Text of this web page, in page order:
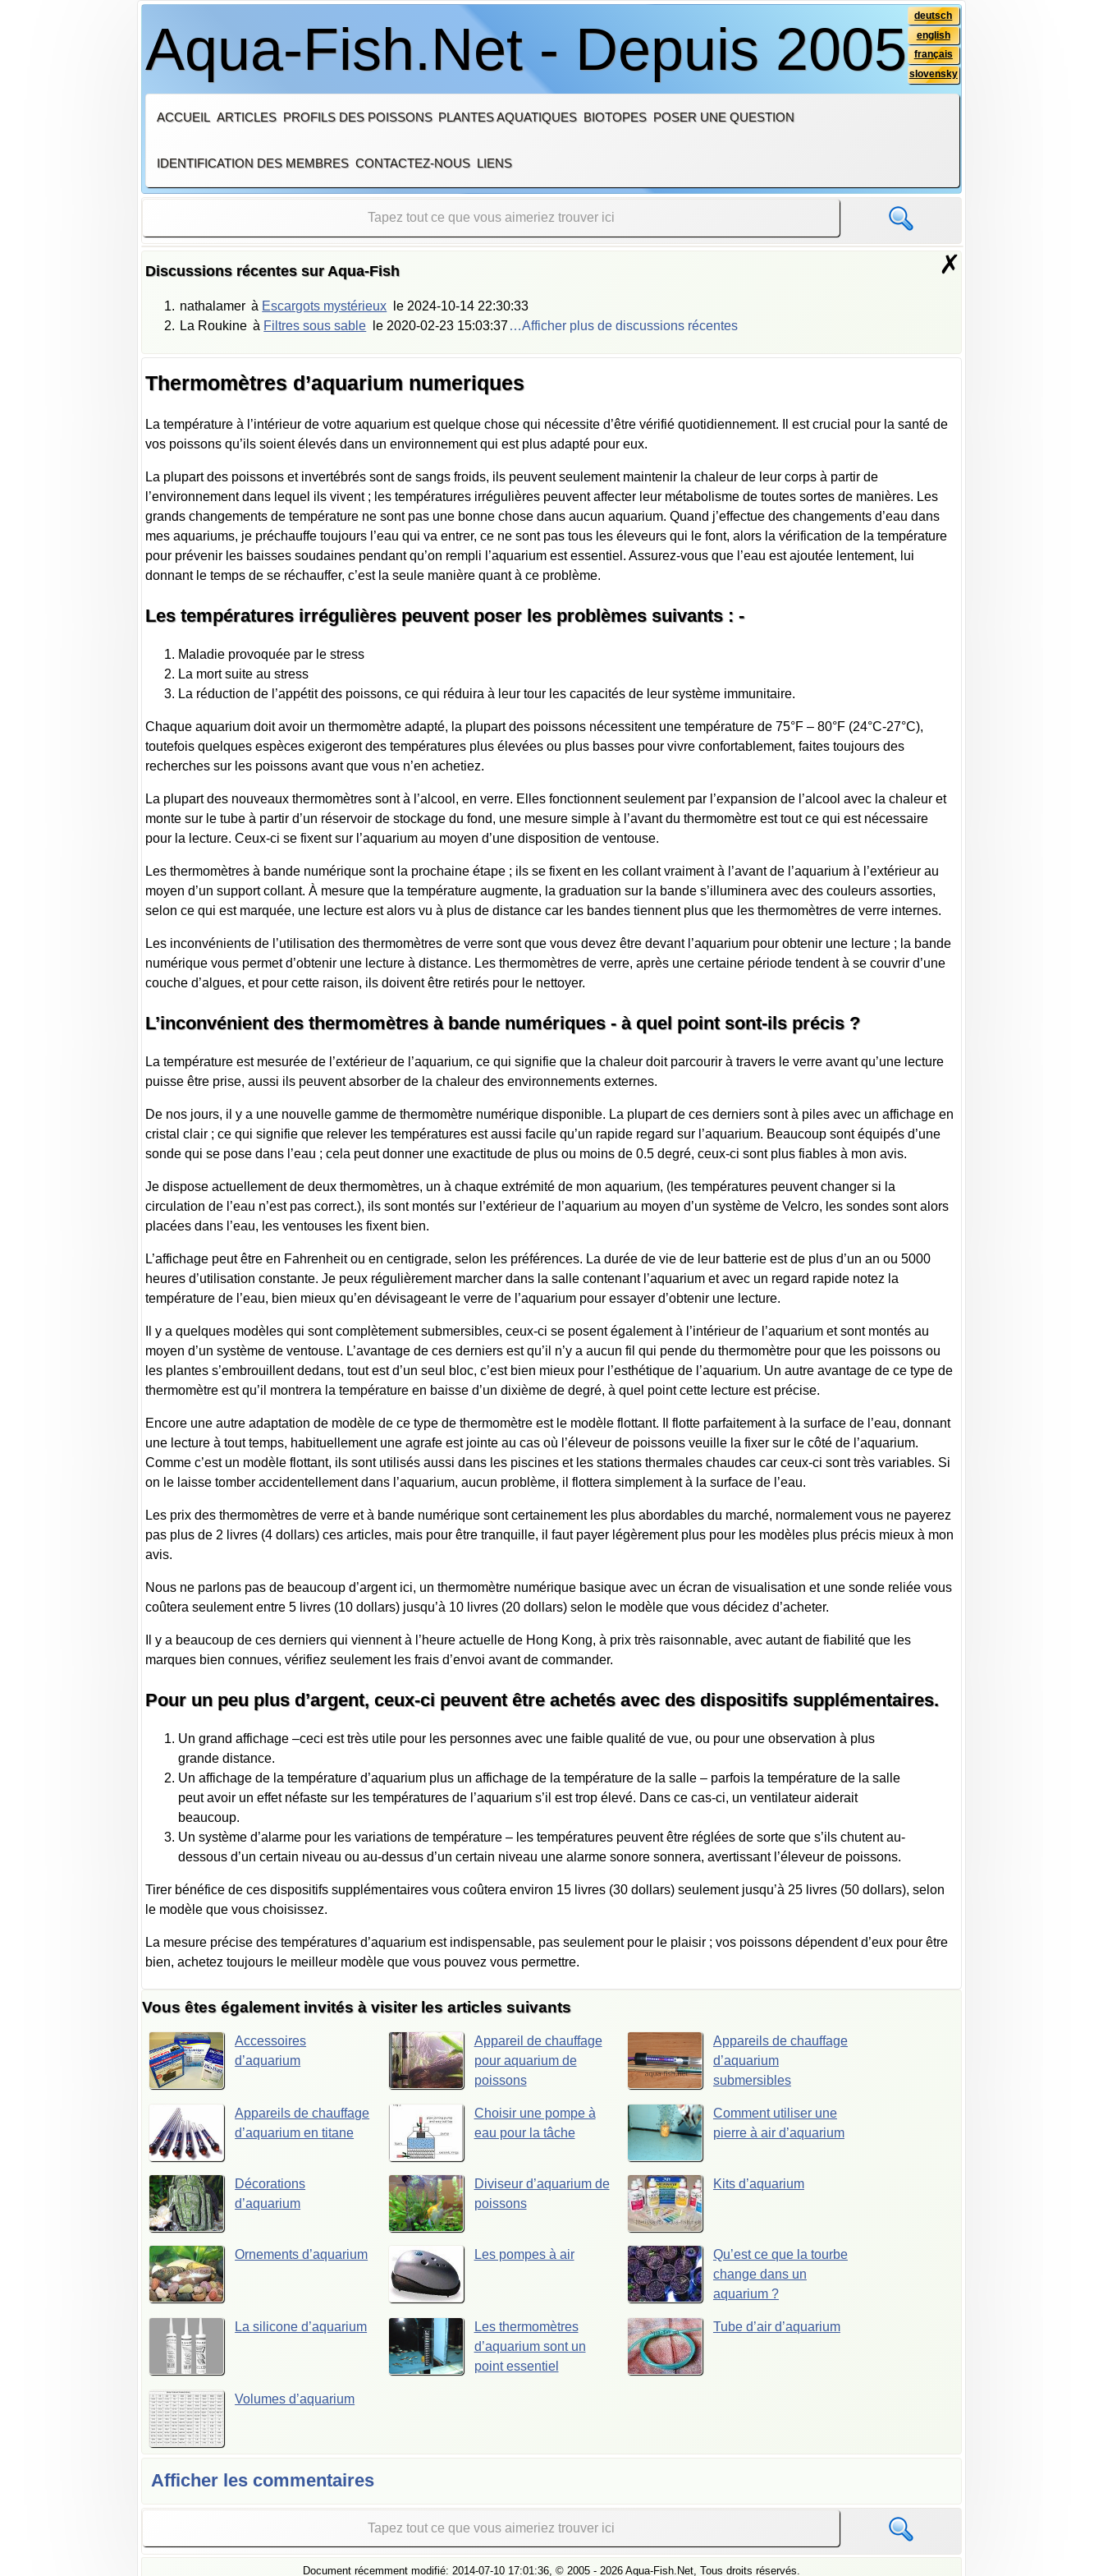
Aqua-Fish.Net - Depuis 2005
deutsch
english
français
slovensky
ACCUEIL ARTICLES PROFILS DES POISSONS PLANTES AQUATIQUES BIOTOPES POSER UNE QUESTION
IDENTIFICATION DES MEMBRES CONTACTEZ-NOUS LIENS
Discussions récentes sur Aqua-Fish ✗
nathalamer à Escargots mystérieux le 2024-10-14 22:30:33
La Roukine à Filtres sous sable le 2020-02-23 15:03:37…Afficher plus de discussions récentes
Thermomètres d’aquarium numeriques
La température à l’intérieur de votre aquarium est quelque chose qui nécessite d’être vérifié quotidiennement. Il est crucial pour la santé de
vos poissons qu’ils soient élevés dans un environnement qui est plus adapté pour eux.
La plupart des poissons et invertébrés sont de sangs froids, ils peuvent seulement maintenir la chaleur de leur corps à partir de
l’environnement dans lequel ils vivent ; les températures irrégulières peuvent affecter leur métabolisme de toutes sortes de manières. Les
grands changements de température ne sont pas une bonne chose dans aucun aquarium. Quand j’effectue des changements d’eau dans
mes aquariums, je préchauffe toujours l’eau qui va entrer, ce ne sont pas tous les éleveurs qui le font, alors la vérification de la température
pour prévenir les baisses soudaines pendant qu’on rempli l’aquarium est essentiel. Assurez-vous que l’eau est ajoutée lentement, lui
donnant le temps de se réchauffer, c’est la seule manière quant à ce problème.
Les températures irrégulières peuvent poser les problèmes suivants : -
Maladie provoquée par le stress
La mort suite au stress
La réduction de l’appétit des poissons, ce qui réduira à leur tour les capacités de leur système immunitaire.
Chaque aquarium doit avoir un thermomètre adapté, la plupart des poissons nécessitent une température de 75°F – 80°F (24°C-27°C),
toutefois quelques espèces exigeront des températures plus élevées ou plus basses pour vivre confortablement, faites toujours des
recherches sur les poissons avant que vous n’en achetiez.
La plupart des nouveaux thermomètres sont à l’alcool, en verre. Elles fonctionnent seulement par l’expansion de l’alcool avec la chaleur et
monte sur le tube à partir d’un réservoir de stockage du fond, une mesure simple à l’avant du thermomètre est tout ce qui est nécessaire
pour la lecture. Ceux-ci se fixent sur l’aquarium au moyen d’une disposition de ventouse.
Les thermomètres à bande numérique sont la prochaine étape ; ils se fixent en les collant vraiment à l’avant de l’aquarium à l’extérieur au
moyen d’un support collant. À mesure que la température augmente, la graduation sur la bande s’illuminera avec des couleurs assorties,
selon ce qui est marquée, une lecture est alors vu à plus de distance car les bandes tiennent plus que les thermomètres de verre internes.
Les inconvénients de l’utilisation des thermomètres de verre sont que vous devez être devant l’aquarium pour obtenir une lecture ; la bande
numérique vous permet d’obtenir une lecture à distance. Les thermomètres de verre, après une certaine période tendent à se couvrir d’une
couche d’algues, et pour cette raison, ils doivent être retirés pour le nettoyer.
L’inconvénient des thermomètres à bande numériques - à quel point sont-ils précis ?
La température est mesurée de l’extérieur de l’aquarium, ce qui signifie que la chaleur doit parcourir à travers le verre avant qu’une lecture
puisse être prise, aussi ils peuvent absorber de la chaleur des environnements externes.
De nos jours, il y a une nouvelle gamme de thermomètre numérique disponible. La plupart de ces derniers sont à piles avec un affichage en
cristal clair ; ce qui signifie que relever les températures est aussi facile qu’un rapide regard sur l’aquarium. Beaucoup sont équipés d’une
sonde qui se pose dans l’eau ; cela peut donner une exactitude de plus ou moins de 0.5 degré, ceux-ci sont plus fiables à mon avis.
Je dispose actuellement de deux thermomètres, un à chaque extrémité de mon aquarium, (les températures peuvent changer si la
circulation de l’eau n’est pas correct.), ils sont montés sur l’extérieur de l’aquarium au moyen d’un système de Velcro, les sondes sont alors
placées dans l’eau, les ventouses les fixent bien.
L’affichage peut être en Fahrenheit ou en centigrade, selon les préférences. La durée de vie de leur batterie est de plus d’un an ou 5000
heures d’utilisation constante. Je peux régulièrement marcher dans la salle contenant l’aquarium et avec un regard rapide notez la
température de l’eau, bien mieux qu’en dévisageant le verre de l’aquarium pour essayer d’obtenir une lecture.
Il y a quelques modèles qui sont complètement submersibles, ceux-ci se posent également à l’intérieur de l’aquarium et sont montés au
moyen d’un système de ventouse. L’avantage de ces derniers est qu’il n’y a aucun fil qui pende du thermomètre pour que les poissons ou
les plantes s’embrouillent dedans, tout est d’un seul bloc, c’est bien mieux pour l’esthétique de l’aquarium. Un autre avantage de ce type de
thermomètre est qu’il montrera la température en baisse d’un dixième de degré, à quel point cette lecture est précise.
Encore une autre adaptation de modèle de ce type de thermomètre est le modèle flottant. Il flotte parfaitement à la surface de l’eau, donnant
une lecture à tout temps, habituellement une agrafe est jointe au cas où l’éleveur de poissons veuille la fixer sur le côté de l’aquarium.
Comme c’est un modèle flottant, ils sont utilisés aussi dans les piscines et les stations thermales chaudes car ceux-ci sont très variables. Si
on le laisse tomber accidentellement dans l’aquarium, aucun problème, il flottera simplement à la surface de l’eau.
Les prix des thermomètres de verre et à bande numérique sont certainement les plus abordables du marché, normalement vous ne payerez
pas plus de 2 livres (4 dollars) ces articles, mais pour être tranquille, il faut payer légèrement plus pour les modèles plus précis mieux à mon
avis.
Nous ne parlons pas de beaucoup d’argent ici, un thermomètre numérique basique avec un écran de visualisation et une sonde reliée vous
coûtera seulement entre 5 livres (10 dollars) jusqu’à 10 livres (20 dollars) selon le modèle que vous décidez d’acheter.
Il y a beaucoup de ces derniers qui viennent à l’heure actuelle de Hong Kong, à prix très raisonnable, avec autant de fiabilité que les
marques bien connues, vérifiez seulement les frais d’envoi avant de commander.
Pour un peu plus d’argent, ceux-ci peuvent être achetés avec des dispositifs supplémentaires.
Un grand affichage –ceci est très utile pour les personnes avec une faible qualité de vue, ou pour une observation à plus
grande distance.
Un affichage de la température d’aquarium plus un affichage de la température de la salle – parfois la température de la salle
peut avoir un effet néfaste sur les températures de l’aquarium s’il est trop élevé. Dans ce cas-ci, un ventilateur aiderait
beaucoup.
Un système d’alarme pour les variations de température – les températures peuvent être réglées de sorte que s’ils chutent au-
dessous d’un certain niveau ou au-dessus d’un certain niveau une alarme sonore sonnera, avertissant l’éleveur de poissons.
Tirer bénéfice de ces dispositifs supplémentaires vous coûtera environ 15 livres (30 dollars) seulement jusqu’à 25 livres (50 dollars), selon
le modèle que vous choisissez.
La mesure précise des températures d’aquarium est indispensable, pas seulement pour le plaisir ; vos poissons dépendent d’eux pour être
bien, achetez toujours le meilleur modèle que vous pouvez vous permettre.
Vous êtes également invités à visiter les articles suivants
Accessoires
d’aquarium
Appareil de chauffage
pour aquarium de
poissons
Appareils de chauffage
d’aquarium
submersibles
Appareils de chauffage
d’aquarium en titane
Choisir une pompe à
eau pour la tâche
Comment utiliser une
pierre à air d’aquarium
Décorations
d’aquarium
Diviseur d’aquarium de
poissons
Kits d’aquarium
Ornements d’aquarium Les pompes à air
Qu’est ce que la tourbe
change dans un
aquarium ?
La silicone d’aquarium
Les thermomètres
d’aquarium sont un
point essentiel
Tube d’air d’aquarium
Volumes d’aquarium
Afficher les commentaires
Document récemment modifié: 2014-07-10 17:01:36 , © 2005 - 2026 Aqua-Fish.Net, Tous droits réservés.